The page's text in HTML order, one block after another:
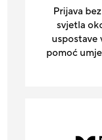
Prijava
svjetla
uspostave
pomoć